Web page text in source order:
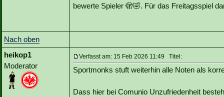
bewerte Spieler 🫣🤣. Für das Freitagsspiel
Nach oben
heikop1
Moderator
Verfasst am: 15 Feb 2026 11:49 Titel:
Sportmonks stuft weiterhin alle Noten als
Dass hier bei Comunio Unzufriedenheit